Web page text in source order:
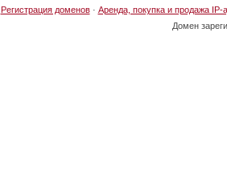
Регистрация доменов· Аренда, покупка и продажа IP-
Домен